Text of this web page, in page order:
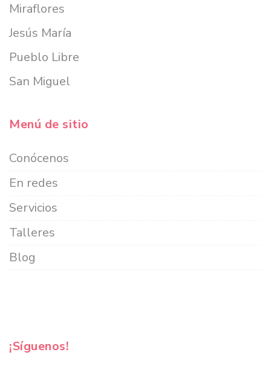
Miraflores
Jesús María
Pueblo Libre
San Miguel
Menú de sitio
Conócenos
En redes
Servicios
Talleres
Blog
¡Síguenos!